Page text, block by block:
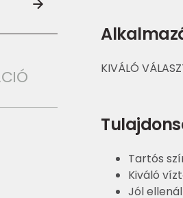
KIVÁLÓ
Tartós
Kiváló
Jól